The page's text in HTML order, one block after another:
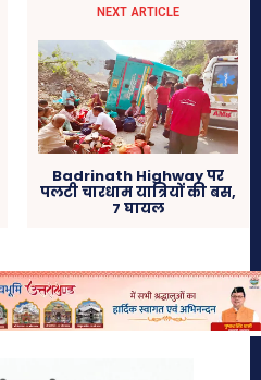
NEXT ARTICLE
Badrinath Highway पर
पलटी चारधाम यात्रियों की बस,
7 घायल